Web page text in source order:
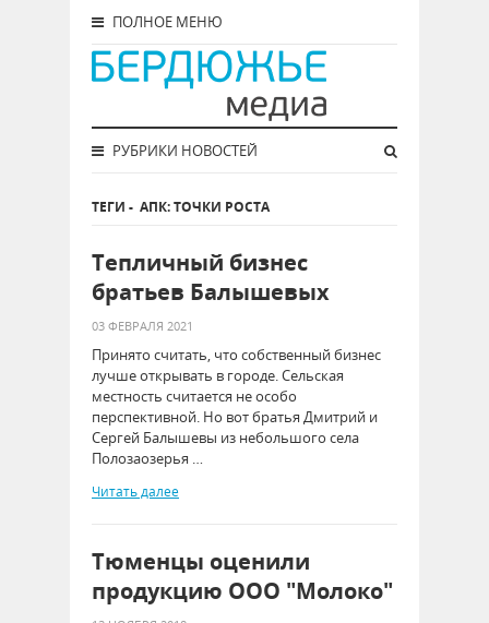
ПОЛНОЕ МЕНЮ
РУБРИКИ НОВОСТЕЙ
ТЕГИ - АПК: ТОЧКИ РОСТА
Тепличный бизнес
братьев Балышевых
03 ФЕВРАЛЯ 2021
Принято считать, что собственный бизнес
лучше открывать в городе. Сельская
местность считается не особо
перспективной. Но вот братья Дмитрий и
Сергей Балышевы из небольшого села
Полозаозерья …
Читать далее
Тюменцы оценили
продукцию ООО "Молоко"